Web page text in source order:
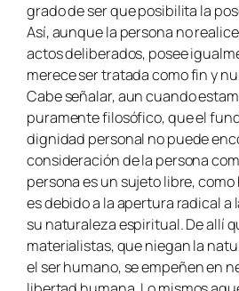
grado de ser que posibilita la
Así, aunque la persona no
actos deliberados, posee
merece ser tratada como fin y
Cabe señalar, aun cuando
puramente filosófico, que el
dignidad personal no puede
consideración de la persona
persona es un sujeto libre,
es debido a la apertura radical a
su naturaleza espiritual. De allí
materialistas, que niegan la
el ser humano, se empeñen en